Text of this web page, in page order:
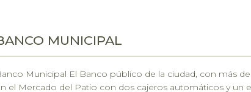
MUNICIPAL
Municipal El Banco público de la ciudad, con más
el Mercado del Patio con dos cajeros automáticos y un